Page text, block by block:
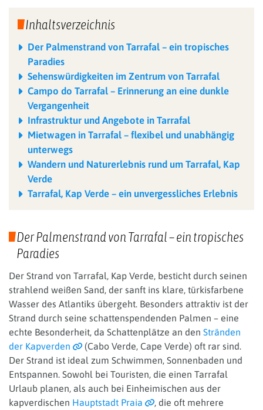
Inhaltsverzeichnis
Der Palmenstrand von Tarrafal – ein tropisches
Paradies
Sehenswürdigkeiten im Zentrum von Tarrafal
Campo do Tarrafal – Erinnerung an eine dunkle
Vergangenheit
Infrastruktur und Angebote in Tarrafal
Mietwagen in Tarrafal – flexibel und unabhängig
unterwegs
Wandern und Naturerlebnis rund um Tarrafal, Kap
Verde
Tarrafal, Kap Verde – ein unvergessliches Erlebnis
Der Palmenstrand von Tarrafal – ein tropisches
Paradies
Der Strand von Tarrafal, Kap Verde, besticht durch seinen
strahlend weißen Sand, der sanft ins klare, türkisfarbene
Wasser des Atlantiks übergeht. Besonders attraktiv ist der
Strand durch seine schattenspendenden Palmen – eine
echte Besonderheit, da Schattenplätze an den Stränden
der Kapverden
(Cabo Verde, Cape Verde) oft rar sind.
Der Strand ist ideal zum Schwimmen, Sonnenbaden und
Entspannen. Sowohl bei Touristen, die einen Tarrafal
Urlaub planen, als auch bei Einheimischen aus der
kapverdischen Hauptstadt Praia
, die oft mehrere